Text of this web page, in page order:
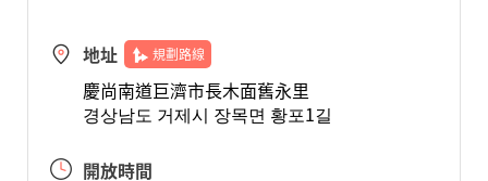
地址 規劃路線
慶尚南道巨濟市長木面舊永里
경상남도 거제시 장목면 황포1길
開放時間